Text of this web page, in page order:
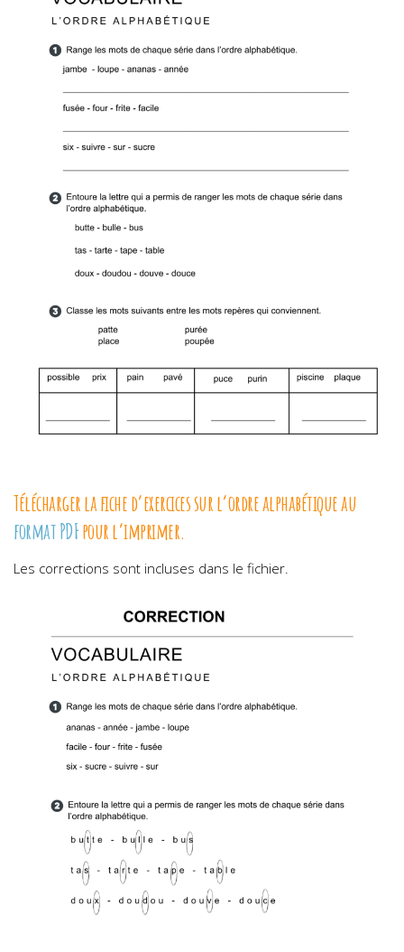
Télécharger la fiche d’exercices sur l’ordre alphabétique au
format PDFpour l’imprimer.
Les corrections sont incluses dans le fichier.